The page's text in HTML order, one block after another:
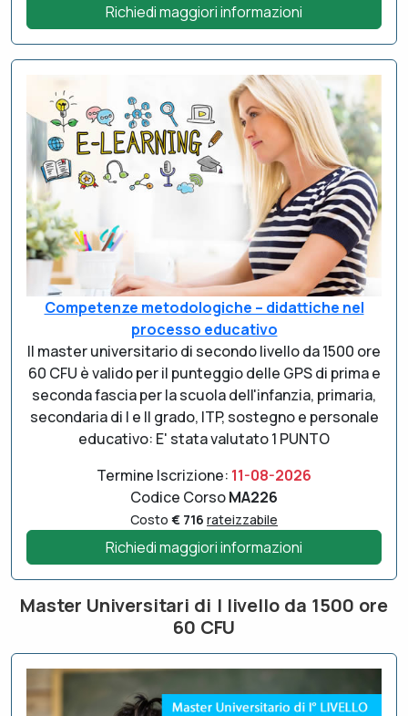
Richiedi maggiori informazioni
Competenze metodologiche – didattiche nel
processo educativo
Il master universitario di secondo livello da 1500 ore
60 CFU è valido per il punteggio delle GPS di prima e
seconda fascia per la scuola dell'infanzia, primaria,
secondaria di I e II grado, ITP, sostegno e personale
educativo: E' stata valutato 1 PUNTO
Termine Iscrizione: 11-08-2026
Codice CorsoMA226
Costo € 716 rateizzabile
Richiedi maggiori informazioni
Master Universitari di I livello da 1500 ore
60 CFU